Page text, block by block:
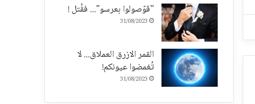
"قوّصولوا بعرسو"... فقُتل !
31/08/2023
القمر الازرق العملاق... لا
تُغمضوا عيونكم!
31/08/2023